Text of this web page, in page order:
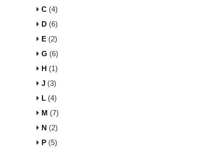
C (4)
D (6)
E (2)
G (6)
H (1)
J (3)
L (4)
M (7)
N (2)
P (5)